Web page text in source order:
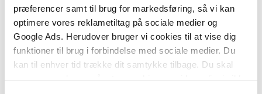
præferencer samt til brug for markedsføring, så vi kan
optimere vores reklametiltag på sociale medier og
Google Ads. Herudover bruger vi cookies til at vise dig
funktioner til brug i forbindelse med sociale medier. Du
kan til enhver tid trække dit samtykke tilbage. Du skal
være opmærksom på, at vores hjemmeside muligvis ikke